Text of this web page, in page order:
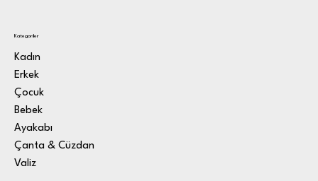
Kategoriler
Kadın
Erkek
Çocuk
Bebek
Ayakabı
Çanta & Cüzdan
Valiz